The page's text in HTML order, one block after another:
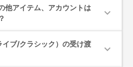
他アイテム、アカウントは
expand_more
イブ/クラシック）の受け渡
expand_more